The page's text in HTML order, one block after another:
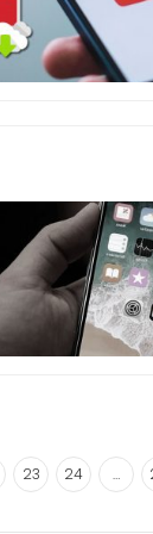
23 24 …